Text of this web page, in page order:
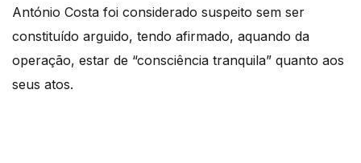
António Costa foi considerado suspeito sem ser
constituído arguido, tendo afirmado, aquando da
operação, estar de “consciência tranquila” quanto aos
seus atos.